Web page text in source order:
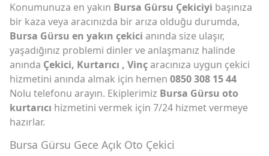
Konumunuza en yakın Bursa Gürsu Çekiciyi başınıza
bir kaza veya aracınızda bir arıza olduğu durumda,
Bursa Gürsu en yakın çekici anında size ulaşır,
yaşadığınız problemi dinler ve anlaşmanız halinde
anında Çekici, Kurtarıcı , Vinçaracınıza uygun çekici
hizmetini anında almak için hemen 0850 308 15 44
Nolu telefonu arayın. Ekiplerimiz Bursa Gürsu oto
kurtarıcı hizmetini vermek için 7/24 hizmet vermeye
hazırlar.
Bursa Gürsu Gece Açık Oto Çekici